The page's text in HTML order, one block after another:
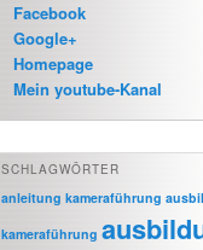
Facebook
Google+
Homepage
Mein youtube-Kanal
SCHLAGWÖRTER
anleitung kameraführung
kameraführung